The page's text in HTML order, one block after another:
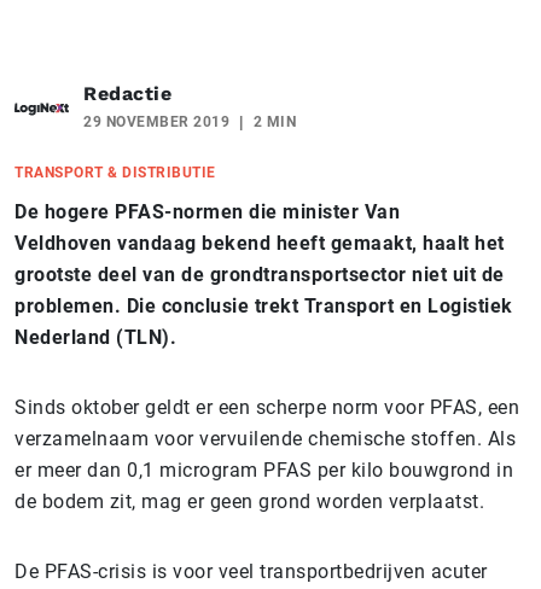
Redactie
29 NOVEMBER 2019 2 MIN
TRANSPORT & DISTRIBUTIE
De hogere PFAS-normen die minister Van
Veldhoven vandaag bekend heeft gemaakt, haalt het
grootste deel van de grondtransportsector niet uit de
problemen. Die conclusie trekt Transport en Logistiek
Nederland (TLN).
Sinds oktober geldt er een scherpe norm voor PFAS, een
verzamelnaam voor vervuilende chemische stoffen. Als
er meer dan 0,1 microgram PFAS per kilo bouwgrond in
de bodem zit, mag er geen grond worden verplaatst.
De PFAS-crisis is voor veel transportbedrijven acuter